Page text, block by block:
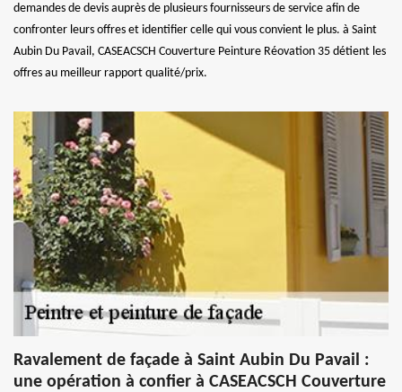
demandes de devis auprès de plusieurs fournisseurs de service afin de
confronter leurs offres et identifier celle qui vous convient le plus. à Saint
Aubin Du Pavail, CASEACSCH Couverture Peinture Réovation 35 détient les
offres au meilleur rapport qualité/prix.
Ravalement de façade à Saint Aubin Du Pavail :
une opération à confier à CASEACSCH Couverture